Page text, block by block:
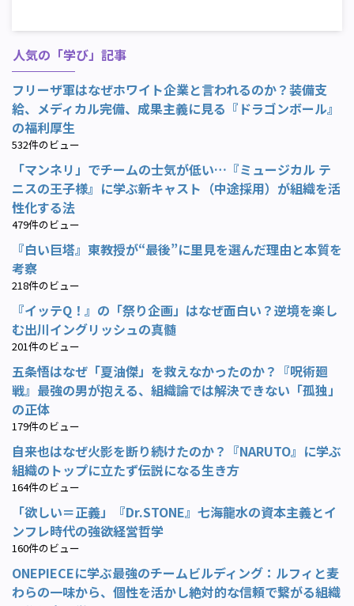
人気の「学び」記事
フリーザ軍はなぜホワイト企業と言われるのか？装備支
給、メディカル完備、成果主義に見る『ドラゴンボール』
の福利厚生
532件のビュー
「マンネリ」でチームの士気が低い…『ミュージカル テ
ニスの王子様』に学ぶ新キャスト（中途採用）が組織を活
性化する法
479件のビュー
『白い巨塔』東教授が“最後”に里見を選んだ理由と本質を
考察
218件のビュー
『イッテQ！』の「祭り企画」はなぜ面白い？逆境を楽し
む出川イングリッシュの真髄
201件のビュー
五条悟はなぜ「夏油傑」を救えなかったのか？『呪術廻
戦』最強の男が抱える、組織論では解決できない「孤独」
の正体
179件のビュー
自来也はなぜ火影を断り続けたのか？『NARUTO』に学ぶ
組織のトップに立たず伝説になる生き方
164件のビュー
「欲しい＝正義」『Dr.STONE』七海龍水の資本主義とイ
ンフレ時代の強欲経営哲学
160件のビュー
ONEPIECEに学ぶ最強のチームビルディング：ルフィと麦
わらの一味から、個性を活かし絶対的な信頼で繋がる組織